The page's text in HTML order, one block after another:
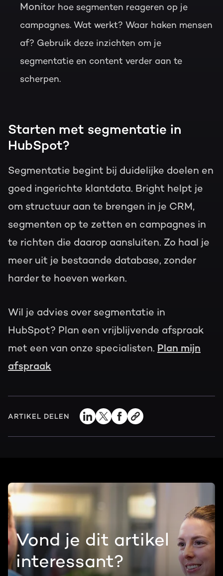
Monitor hoe segmenten reageren op je
campagnes. Wat werkt? Waar haken mensen
af? Gebruik deze inzichten om je
segmentatie en content verder aan te
scherpen.
Starten met segmentatie in
HubSpot?
Segmentatie begint bij duidelijke doelen en
goed ingerichte klantdata. Bright helpt je
om structuur aan te brengen in je CRM,
segmenten op te zetten en campagnes in
te richten die daarop aansluiten. Zo haal je
meer uit je bestaande database, zonder
harder te hoeven werken.
Wil je advies over segmentatie in
HubSpot? Plan een vrijblijvende afspraak
met een van onze specialisten. Plan mijn
afspraak
ARTIKEL DELEN
Vond je dit artikel
interessant?